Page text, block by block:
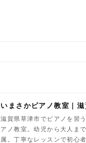
滋賀県草津市でピアノを習
アノ教室。幼児から大人ま
属。丁寧なレッスンで初心